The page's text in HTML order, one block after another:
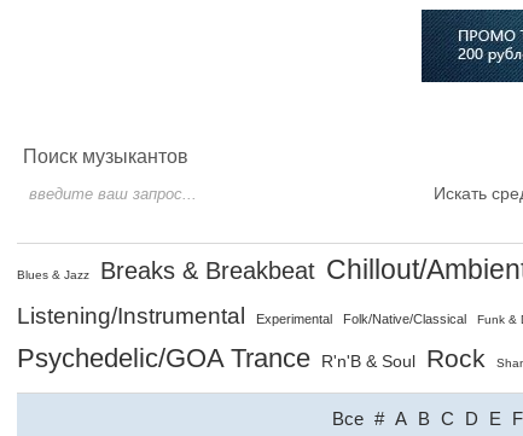
Поиск музыкантов
Искать
Blues & Jazz Breaks & Breakbeat Chillout/
Listening/Instrumental
Experimental Folk/Native/Classical Funk &
Psychedelic/GOA Trance R'n'B & Soul Rock
Все # A B C D E F